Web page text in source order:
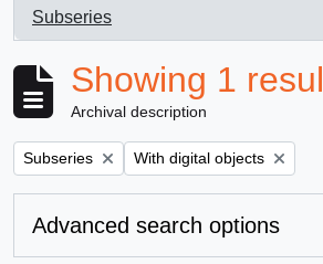
Subseries
, 1 results
Showing 1
Archival description
Remove filter:
Subseries Remove filter:
With digital objects
Advanced search options